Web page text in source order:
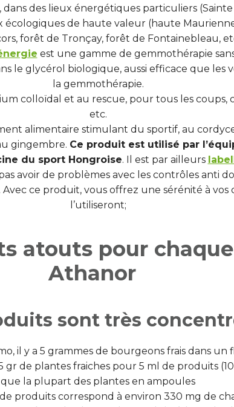
dans des lieux énergétiques particuliers
écologiques de haute valeur (haute
forêt de Tronçay, forêt de Fontainebleau,
est une gamme de gemmothérapie
le glycérol biologique, aussi efficace que les
la gemmothérapie.
colloïdal et au rescue, pour tous les coups,
etc.
alimentaire stimulant du sportif, au
gingembre. Ce produit est utilisé par
du sport Hongroise. Il est par ailleurs
avoir de problèmes avec les contrôles anti
ce produit, vous offrez une sérénité à vos
l’utiliseront;
atouts pour
Athanor
sont très
il y a 5 grammes de bourgeons frais dans un
gr de plantes fraiches pour 5 ml de produits
que la plupart des plantes en ampoules
produits correspond à environ 330 mg de